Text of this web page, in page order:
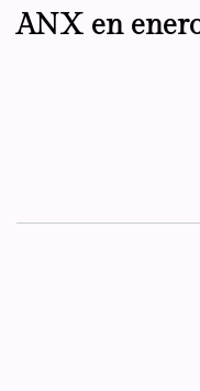
ANX en